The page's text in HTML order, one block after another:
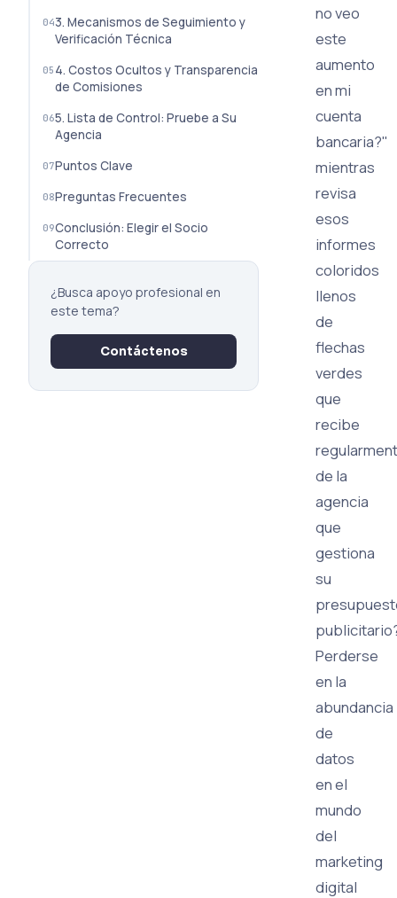
3. Mecanismos de Seguimiento y
Verificación Técnica
4. Costos Ocultos y Transparencia
de Comisiones
5. Lista de Control: Pruebe a Su
Agencia
Puntos Clave
Preguntas Frecuentes
Conclusión: Elegir el Socio
Correcto
¿Busca apoyo profesional en
este tema?
Contáctenos
no veo
este
aumento
en mi
cuenta
bancaria?"
mientras
revisa
esos
informes
coloridos
llenos
de
flechas
verdes
que
recibe
de la
agencia
que
gestiona
su
Perderse
en la
abundancia
de
datos
en el
mundo
del
marketing
digital